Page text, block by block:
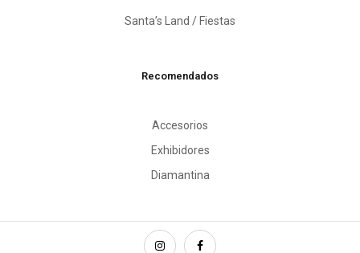
Santa’s Land / Fiestas
Recomendados
Accesorios
Exhibidores
Diamantina